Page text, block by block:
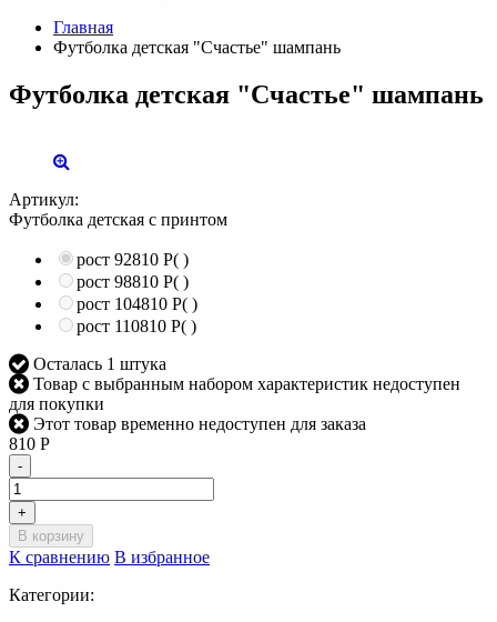
Главная
Футболка детская "Счастье" шампань
Футболка детская "Счастье" шампань
Артикул:
Футболка детская с принтом
рост 92810 Р( )
рост 98810 Р( )
рост 104810 Р( )
рост 110810 Р( )
Осталась 1 штука
Товар с выбранным набором характеристик недоступен
для покупки
Этот товар временно недоступен для заказа
810 Р
-
+
В корзину
К сравнению В избранное
Категории: